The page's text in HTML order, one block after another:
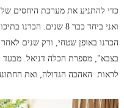
כדי להתניע את מערכת היחסים
ואני ביחד כבר 8 שנים.
הכרנו באופן שטחי, ורק שנים
בצבא", מספרת הכלה דניאל.
לראות האהבה הגדולה, ואת